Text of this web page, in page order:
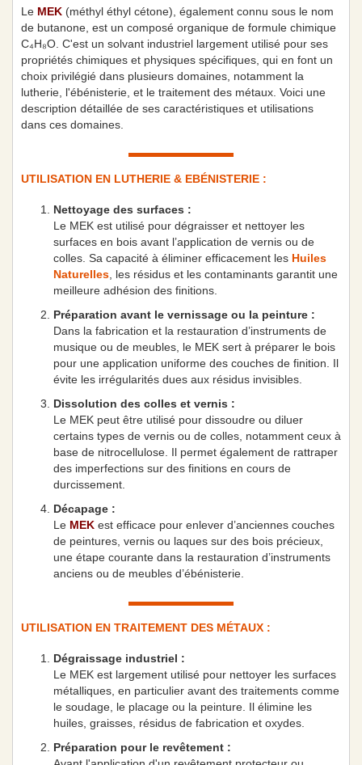
Le MEK (méthyl éthyl cétone), également connu sous le nom
de butanone, est un composé organique de formule chimique
C₄H₈O. C'est un solvant industriel largement utilisé pour ses
propriétés chimiques et physiques spécifiques, qui en font un
choix privilégié dans plusieurs domaines, notamment la
lutherie, l'ébénisterie, et le traitement des métaux. Voici une
description détaillée de ses caractéristiques et utilisations
dans ces domaines.
UTILISATION EN LUTHERIE & EBÉNISTERIE :
Nettoyage des surfaces :
Le MEK est utilisé pour dégraisser et nettoyer les
surfaces en bois avant l’application de vernis ou de
colles. Sa capacité à éliminer efficacement les Huiles
Naturelles , les résidus et les contaminants garantit une
meilleure adhésion des finitions.
Préparation avant le vernissage ou la peinture :
Dans la fabrication et la restauration d’instruments de
musique ou de meubles, le MEK sert à préparer le bois
pour une application uniforme des couches de finition. Il
évite les irrégularités dues aux résidus invisibles.
Dissolution des colles et vernis :
Le MEK peut être utilisé pour dissoudre ou diluer
certains types de vernis ou de colles, notamment ceux à
base de nitrocellulose. Il permet également de rattraper
des imperfections sur des finitions en cours de
durcissement.
Décapage :
Le MEK est efficace pour enlever d’anciennes couches
de peintures, vernis ou laques sur des bois précieux,
une étape courante dans la restauration d’instruments
anciens ou de meubles d’ébénisterie.
UTILISATION EN TRAITEMENT DES MÉTAUX :
Dégraissage industriel :
Le MEK est largement utilisé pour nettoyer les surfaces
métalliques, en particulier avant des traitements comme
le soudage, le placage ou la peinture. Il élimine les
huiles, graisses, résidus de fabrication et oxydes.
Préparation pour le revêtement :